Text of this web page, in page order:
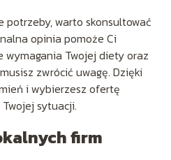
potrzeby, warto skonsultować
opinia pomoże Ci
wymagania Twojej diety oraz
zwrócić uwagę. Dzięki
i wybierzesz ofertę
sytuacji.
firm